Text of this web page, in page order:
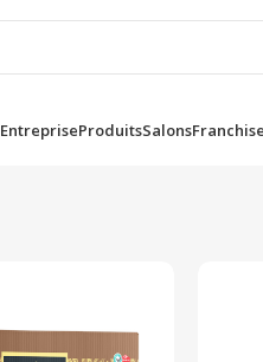
EntrepriseProduitsSalonsFranchise